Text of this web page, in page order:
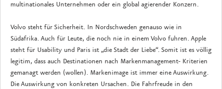
multinationales Unternehmen oder ein global agierender Konzern.
Volvo steht für Sicherheit. In Nordschweden genauso wie in
Südafrika. Auch für Leute, die noch nie in einem Volvo fuhren. Apple
steht für Usability und Paris ist „die Stadt der Liebe“. Somit ist es völlig
legitim, dass auch Destinationen nach Markenmanagement- Kriterien
gemanagt werden (wollen). Markenimage ist immer eine Auswirkung.
Die Auswirkung von konkreten Ursachen. Die Fahrfreude in den